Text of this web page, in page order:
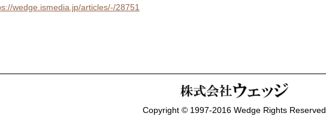
wedge.ismedia.jp/articles/-/28751
Copyright © 1997-2016 Wedge Rights Reserved